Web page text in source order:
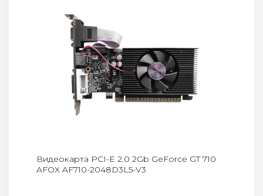
Видеокарта PCI-E 2.0 2Gb GeForce GT 710
AFOX AF710-2048D3L5-V3